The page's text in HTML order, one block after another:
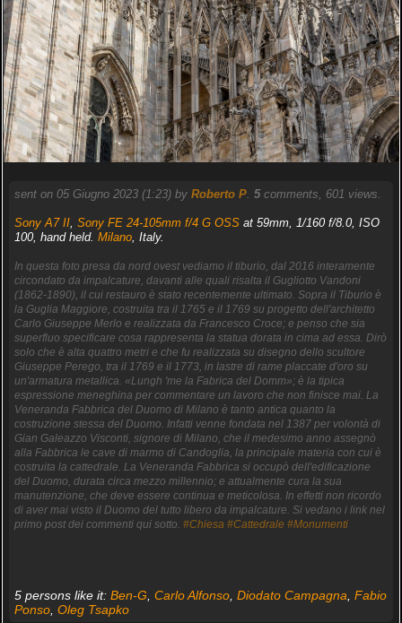
sent on 05 Giugno 2023 (1:23) by Roberto P. 5comments, 601 views.
Sony A7 II, Sony FE 24-105mm f/4 G OSSat 59mm, 1/160 f/8.0, ISO
100, hand held. Milano, Italy.
In questa foto presa da nord ovest vediamo il tiburio, dal 2016 interamente
circondato da impalcature, davanti alle quali risalta il Gugliotto Vandoni
(1862-1890), il cui restauro è stato recentemente ultimato. Sopra il Tiburio è
la Guglia Maggiore, costruita tra il 1765 e il 1769 su progetto dell'architetto
Carlo Giuseppe Merlo e realizzata da Francesco Croce; e penso che sia
superfluo specificare cosa rappresenta la statua dorata in cima ad essa. Dirò
solo che è alta quattro metri e che fu realizzata su disegno dello scultore
Giuseppe Perego, tra il 1769 e il 1773, in lastre di rame placcate d'oro su
un'armatura metallica. «Lungh 'me la Fabrica del Domm»; è la tipica
espressione meneghina per commentare un lavoro che non finisce mai. La
Veneranda Fabbrica del Duomo di Milano è tanto antica quanto la
costruzione stessa del Duomo. Infatti venne fondata nel 1387 per volontà di
Gian Galeazzo Visconti, signore di Milano, che il medesimo anno assegnò
alla Fabbrica le cave di marmo di Candoglia, la principale materia con cui è
costruita la cattedrale. La Veneranda Fabbrica si occupò dell'edificazione
del Duomo, durata circa mezzo millennio; e attualmente cura la sua
manutenzione, che deve essere continua e meticolosa. In effetti non ricordo
di aver mai visto il Duomo del tutto libero da impalcature. Si vedano i link nel
primo post dei commenti qui sotto. #Chiesa #Cattedrale #Monumenti
5 persons like it: Ben-G Carlo Alfonso, Diodato Campagna Fabio
Ponso, Oleg Tsapko